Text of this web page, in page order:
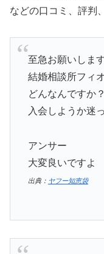
などの口コミ、評判
至急お願いします
結婚相談所フィ
どんなんですか？
入会しようか迷
アンサー
大変良いですよ
出典： ヤフー知恵袋